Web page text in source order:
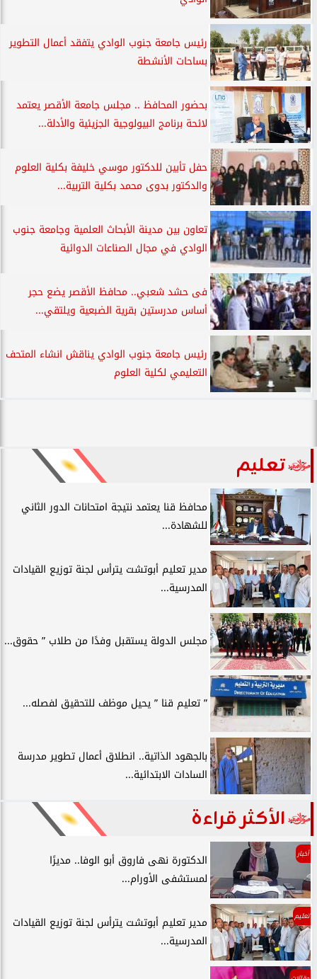
رئيس جامعة جنوب الوادي يتفقد أعمال التطوير
بساحات الأنشطة
بحضور المحافظ .. مجلس جامعة الأقصر يعتمد
لائحة برنامج البيولوجية الجزيئية والأدلة...
حفل تأبين للدكتور موسي خليفة بكلية العلوم
والدكتور بدوى محمد بكلية التربية...
تعاون بين مدينة الأبحاث العلمية وجامعة جنوب
الوادي في مجال الصناعات الدوائية
فى حشد شعبي.. محافظ الأقصر يضع حجر
أساس مدرستين بقرية الضبعية ويلتقي...
رئيس جامعة جنوب الوادي يناقش انشاء المتحف
التعليمي لكلية العلوم
تعليم
محافظ قنا يعتمد نتيجة امتحانات الدور الثاني
للشهادة...
مدير تعليم أبوتشت يترأس لجنة توزيع القيادات
المدرسية...
مجلس الدولة يستقبل وفدًا من طلاب ” حقوق...
” تعليم قنا ” يحيل موظف للتحقيق لفصله...
بالجهود الذاتية.. انطلاق أعمال تطوير مدرسة
السادات الابتدائية...
الأكثر قراءة
أخبار
الدكتورة نهى فاروق أبو الوفا.. مديرًا
لمستشفى الأورام...
تعليم
مدير تعليم أبوتشت يترأس لجنة توزيع القيادات
المدرسية...